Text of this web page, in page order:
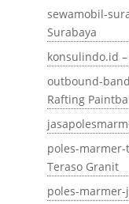
sewamobil-
Surabaya
konsulindo.id
outbound-
Rafting
poles-
Teraso Granit
poles-marmer-